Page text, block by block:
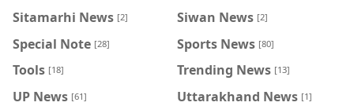
Sitamarhi News [2] Siwan News [2]
Special Note [28] Sports News [80]
Tools [18] Trending News [13]
UP News [61] Uttarakhand News [1]